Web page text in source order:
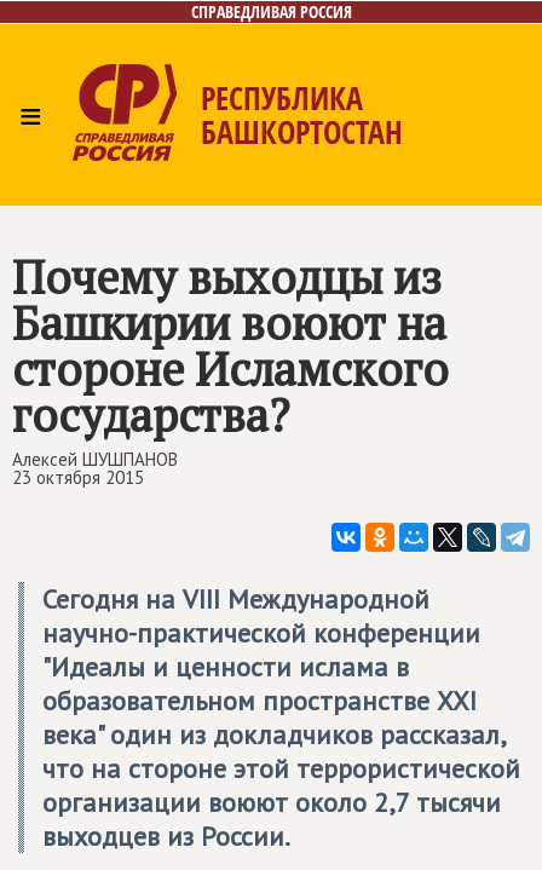
СПРАВЕДЛИВАЯ РОССИЯ
≡ РЕСПУБЛИКА
БАШКОРТОСТАН
Почему выходцы из
Башкирии воюют на
стороне Исламского
государства?
Алексей ШУШПАНОВ
23 октября 2015
Сегодня на VIII Международной
научно-практической конференции
"Идеалы и ценности ислама в
образовательном пространстве XXI
века" один из докладчиков рассказал,
что на стороне этой террористической
организации воюют около 2,7 тысячи
выходцев из России.